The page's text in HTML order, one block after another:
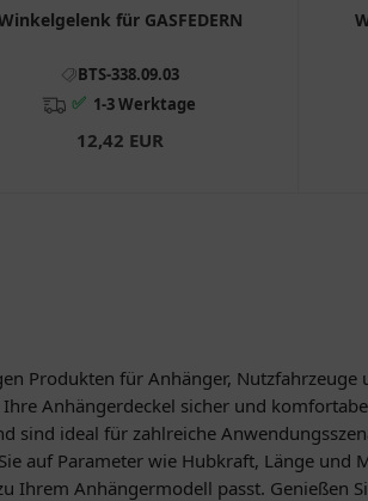
für GASFEDERN
BTS-338.09.03
✅ 1-3 Werktage
12,42 EUR
Produkten für Anhänger, Nutzfahrzeuge
Anhängerdeckel sicher und
sind ideal für zahlreiche
auf Parameter wie Hubkraft, Länge und
Ihrem Anhängermodell passt. Genießen